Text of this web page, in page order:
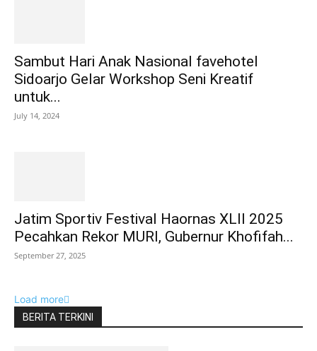
Sambut Hari Anak Nasional favehotel
Sidoarjo Gelar Workshop Seni Kreatif
untuk...
July 14, 2024
Jatim Sportiv Festival Haornas XLII 2025
Pecahkan Rekor MURI, Gubernur Khofifah...
September 27, 2025
Load more
BERITA TERKINI